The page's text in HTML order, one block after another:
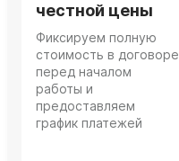
честной цены
Фиксируем полную
стоимость в договоре
перед началом
работы и
предоставляем
график платежей